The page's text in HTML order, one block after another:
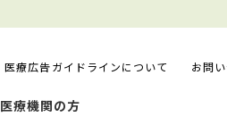
医療広告ガイドラインについて お問
医療機関の方